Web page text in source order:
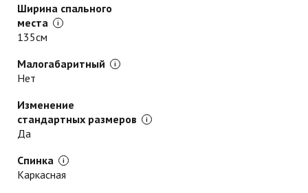
Ширина спального
места
135см
Малогабаритный
Нет
Изменение
стандартных размеров
Да
Спинка
Каркасная